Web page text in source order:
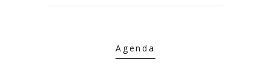
Agenda